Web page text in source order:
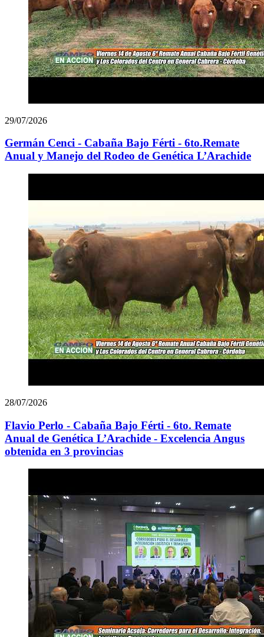
29/07/2026
Germán Cenci - Cabaña Bajo Férti - 6to.Remate
Anual y Manejo del Rodeo de Genética L’Arachide
28/07/2026
Flavio Perlo - Cabaña Bajo Férti - 6to. Remate
Anual de Genética L’Arachide - Excelencia Angus
obtenida en 3 provincias